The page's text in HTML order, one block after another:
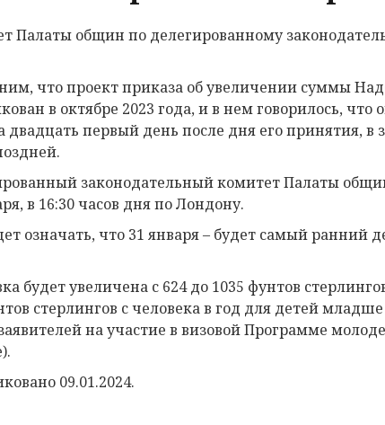
Палаты общин по делегированному
что проект приказа об увеличении суммы
в октябре 2023 года, и в нем говорилось, что
двадцать первый день после дня его принятия, в
законодательный комитет Палаты
в 16:30 часов дня по Лондону.
означать, что 31 января – будет самый ранний
будет увеличена с 624 до 1035 фунтов
стерлингов с человека в год для детей
на участие в визовой Программе
09.01.2024.